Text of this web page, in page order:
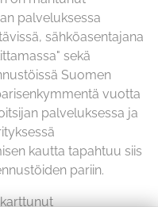
palveluksessa
sähköasentajana
sekä
Suomen
vuotta
palveluksessa ja
kautta tapahtuu siis
pariin.